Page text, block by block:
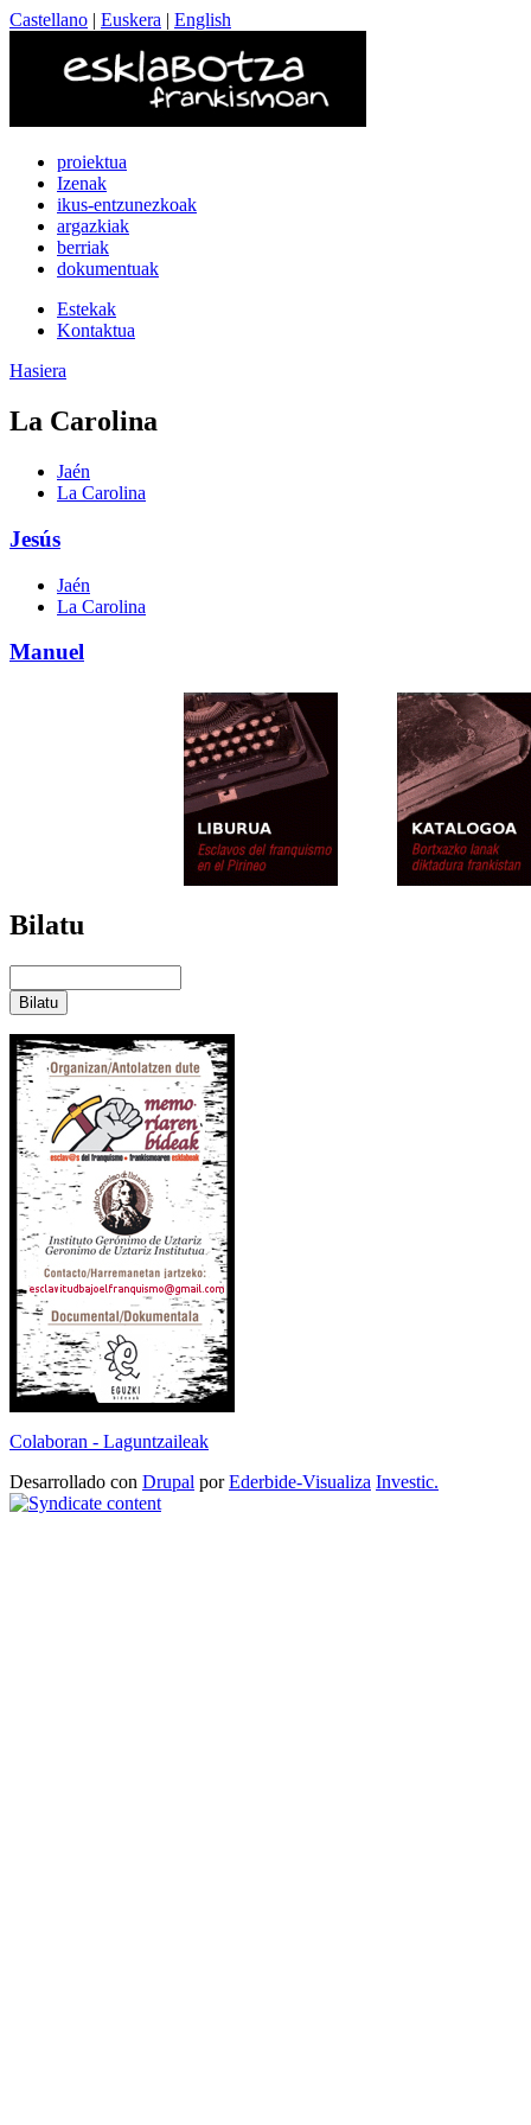
Castellano | Euskera | English
proiektua
Izenak
ikus-entzunezkoak
argazkiak
berriak
dokumentuak
Estekak
Kontaktua
Hasiera
La Carolina
Jaén
La Carolina
Jesús
Jaén
La Carolina
Manuel
Bilatu
Colaboran - Laguntzaileak
Desarrollado con Drupal porEderbide-Visualiza Investic.